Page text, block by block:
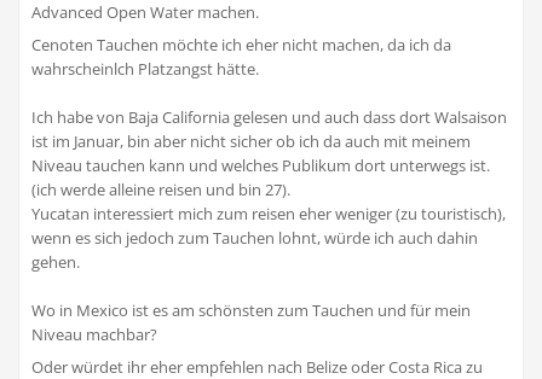
Advanced Open Water machen.
Cenoten Tauchen möchte ich eher nicht machen, da ich da
wahrscheinlch Platzangst hätte.
Ich habe von Baja California gelesen und auch dass dort Walsaison
ist im Januar, bin aber nicht sicher ob ich da auch mit meinem
Niveau tauchen kann und welches Publikum dort unterwegs ist.
(ich werde alleine reisen und bin 27).
Yucatan interessiert mich zum reisen eher weniger (zu touristisch),
wenn es sich jedoch zum Tauchen lohnt, würde ich auch dahin
gehen.
Wo in Mexico ist es am schönsten zum Tauchen und für mein
Niveau machbar?
Oder würdet ihr eher empfehlen nach Belize oder Costa Rica zu